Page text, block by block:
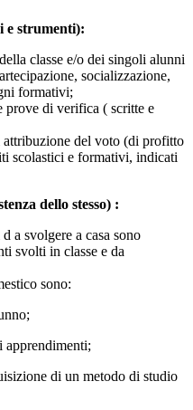
e strumenti):
classe e/o dei singoli alunni
socializzazione,
formativi;
di verifica ( scritte e
del voto (di profitto
scolastici e formativi, indicati
dello stesso) :
svolgere a casa sono
svolti in classe e da
sono:
un metodo di studio